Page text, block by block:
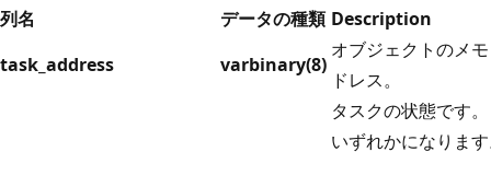
列名
データの種類 Description
task_address
varbinary(8)
オブジェクトのメ
ドレス。
タスクの状態です
いずれかになりま